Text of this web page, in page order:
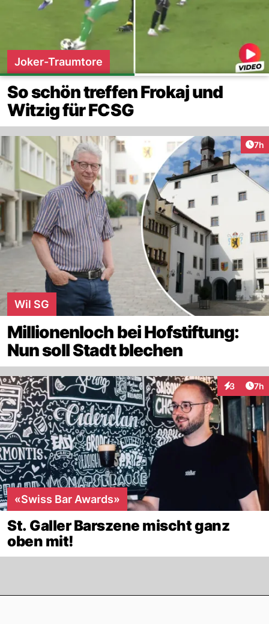
Joker-Traumtore
So schön treffen Frokaj und
Witzig für FCSG
7h
Wil SG
Millionenloch bei Hofstiftung:
Nun soll Stadt blechen
3 7h
«Swiss Bar Awards»
St. Galler Barszene mischt ganz
oben mit!